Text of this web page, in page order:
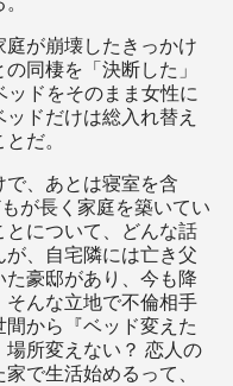
庭が崩壊したきっかけ
同棲を「決断した」
ッドをそのまま女性に
ドだけは総入れ替え
だ。
で、あとは寝室を含
が長く家庭を築いてい
とについて、どんな話
が、自宅隣には亡き父
豪邸があり、今も降
んな立地で不倫相手
から『ベッド変えた
所変えない？ 恋人の
で生活始めるって、